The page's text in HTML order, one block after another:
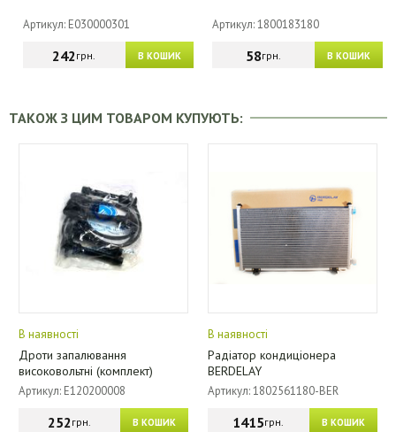
Артикул: E030000301
В КОШИК
242грн.
Артикул: 1800183180
В КОШИК
58грн.
ТАКОЖ З ЦИМ ТОВАРОМ КУПУЮТЬ:
В наявності
Дроти запалювання
високовольтні (комплект)
Артикул: E120200008
В КОШИК
252грн.
В наявності
Радіатор кондиціонера
BERDELAY
Артикул: 1802561180-BER
В КОШИК
1415грн.